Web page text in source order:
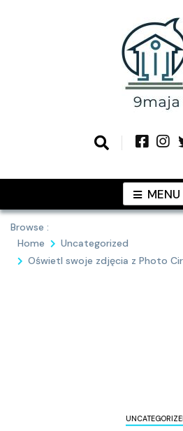
MENU
Browse :
Home
Uncategorized
Oświetl swoje zdjęcia z Photo